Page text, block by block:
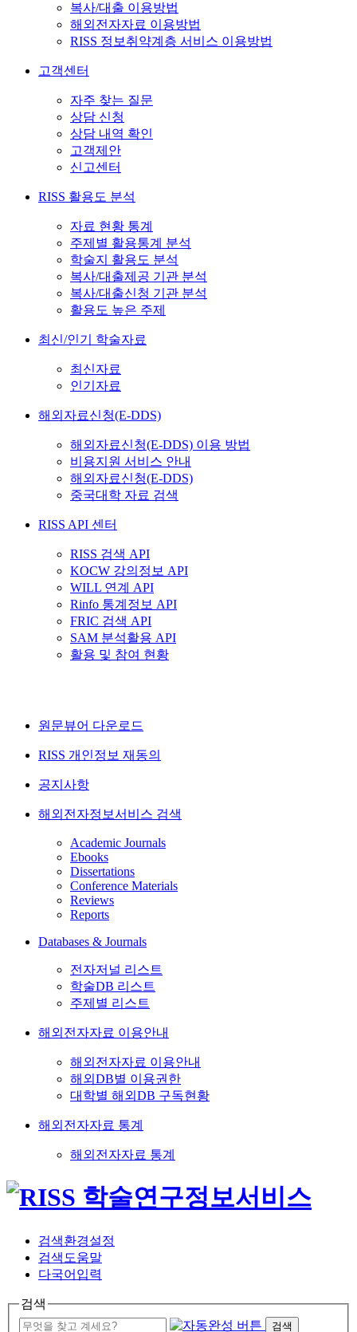
복사/대출 이용방법
해외전자자료 이용방법
RISS 정보취약계층 서비스 이용방법
고객센터
자주 찾는 질문
상담 신청
상담 내역 확인
고객제안
신고센터
RISS 활용도 분석
자료 현황 통계
주제별 활용통계 분석
학술지 활용도 분석
복사/대출제공 기관 분석
복사/대출신청 기관 분석
활용도 높은 주제
최신/인기 학술자료
최신자료
인기자료
해외자료신청(E-DDS)
해외자료신청(E-DDS) 이용 방법
비용지원 서비스 안내
해외자료신청(E-DDS)
중국대학 자료 검색
RISS API 센터
RISS 검색 API
KOCW 강의정보 API
WILL 연계 API
Rinfo 통계정보 API
FRIC 검색 API
SAM 분석활용 API
활용 및 참여 현황
원문뷰어 다운로드
RISS 개인정보 재동의
공지사항
해외전자정보서비스 검색
Academic Journals
Ebooks
Dissertations
Conference Materials
Reviews
Reports
Databases & Journals
전자저널 리스트
학술DB 리스트
주제별 리스트
해외전자자료 이용안내
해외전자자료 이용안내
해외DB별 이용권한
대학별 해외DB 구독현황
해외전자자료 통계
해외전자자료 통계
검색환경설정
검색도움말
다국어입력
검색
검색